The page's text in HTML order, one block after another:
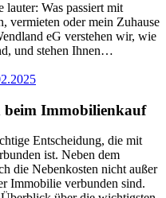
Was passiert mit
vermieten oder mein Zuhause
eG verstehen wir, wie
und stehen Ihnen…
beim Immobilienkauf
Entscheidung, die mit
ist. Neben dem
die Nebenkosten nicht außer
Immobilie verbunden sind.